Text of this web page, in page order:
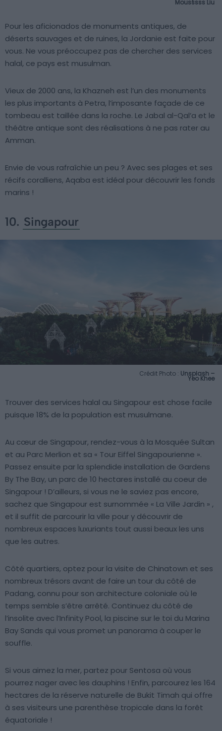
Mousssss Liu
Pour les aficionados de monuments antiques, de
déserts sauvages et de ruines, la Jordanie est faite pour
vous. Ne vous préoccupez pas de chercher des services
halal, ce pays est musulman.
Vieux de 2000 ans, la Khazneh est l’un des monuments
les plus importants à Petra, l’imposante façade de ce
tombeau est taillée dans la roche. Le Jabal al-Qal’a et le
théâtre antique sont des réalisations à ne pas rater au
Amman.
Envie de vous rafraîchie un peu ? Avec ses plages et ses
récifs coralliens, Aqaba est idéal pour découvrir les fonds
marins !
10. Singapour
Crédit Photo : Unsplash –
Yeo Khee
Trouver des services halal au Singapour est chose facile
puisque 18% de la population est musulmane.
Au cœur de Singapour, rendez-vous à la Mosquée Sultan
et au Parc Merlion et sa « Tour Eiffel Singapourienne ».
Passez ensuite par la splendide installation de Gardens
By The Bay, un parc de 10 hectares installé au coeur de
Singapour ! D’ailleurs, si vous ne le saviez pas encore,
sachez que Singapour est surnommée « La Ville Jardin » ,
et il suffit de parcourir la ville pour y découvrir de
nombreux espaces luxuriants tout aussi beaux les uns
que les autres.
Côté quartiers, optez pour la visite de Chinatown et ses
nombreux trésors avant de faire un tour du côté de
Padang, connu pour son architecture coloniale où le
temps semble s’être arrêté. Continuez du côté de
l’insolite avec l’Infinity Pool, la piscine sur le toi du Marina
Bay Sands qui vous promet un panorama à couper le
souffle.
Si vous aimez la mer, partez pour Sentosa où vous
pourrez nager avec les dauphins ! Enfin, parcourez les 164
hectares de la réserve naturelle de Bukit Timah qui offre
à ses visiteurs une parenthèse tropicale dans la forêt
équatoriale !